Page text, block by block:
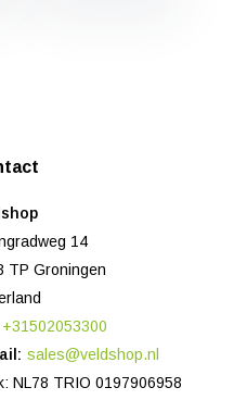
14
TP Groningen
+31502053300
sales@veldshop.nl
NL78 TRIO 0197906958